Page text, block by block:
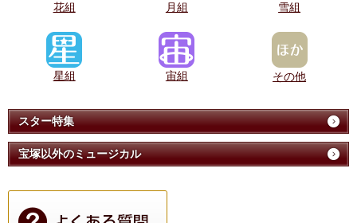
花組 月組 雪組
星組 宙組 その他
スター特集
宝塚以外のミュージカル